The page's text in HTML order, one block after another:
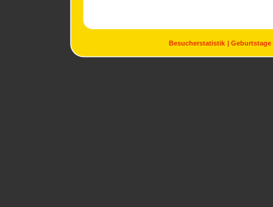
Besucherstatistik Geburtstage